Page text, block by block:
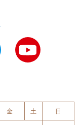
金 土 日